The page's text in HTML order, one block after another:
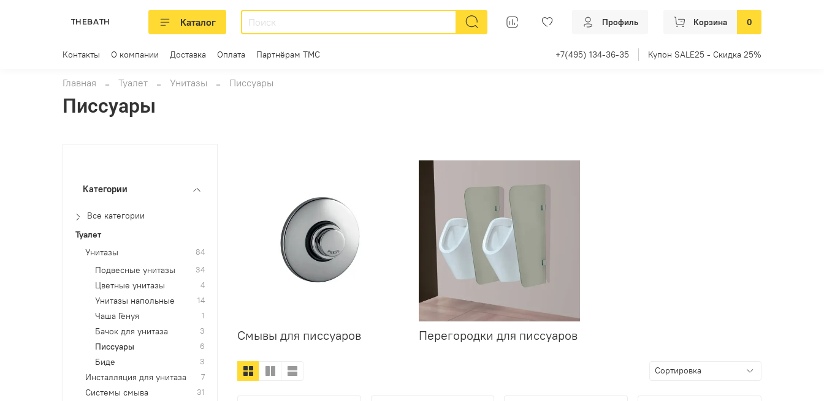
THEBATH Каталог Профиль Корзина 0
Контакты О компании Доставка Оплата Партнёрам ТМС +7(495) 134-36-35 Купон SALE25 - Скидка 25%
Главная Туалет Унитазы Писсуары
Писсуары
Смывы для писсуаров Перегородки для писсуаров
Категории
Все категории
Туалет
Унитазы
84
Подвесные унитазы 34
Цветные унитазы 4
Унитазы напольные 14
Чаша Генуя 1
Бачок для унитаза 3
Писсуары 6
Биде 3
Инсталляция для унитаза 7
Системы смыва 31